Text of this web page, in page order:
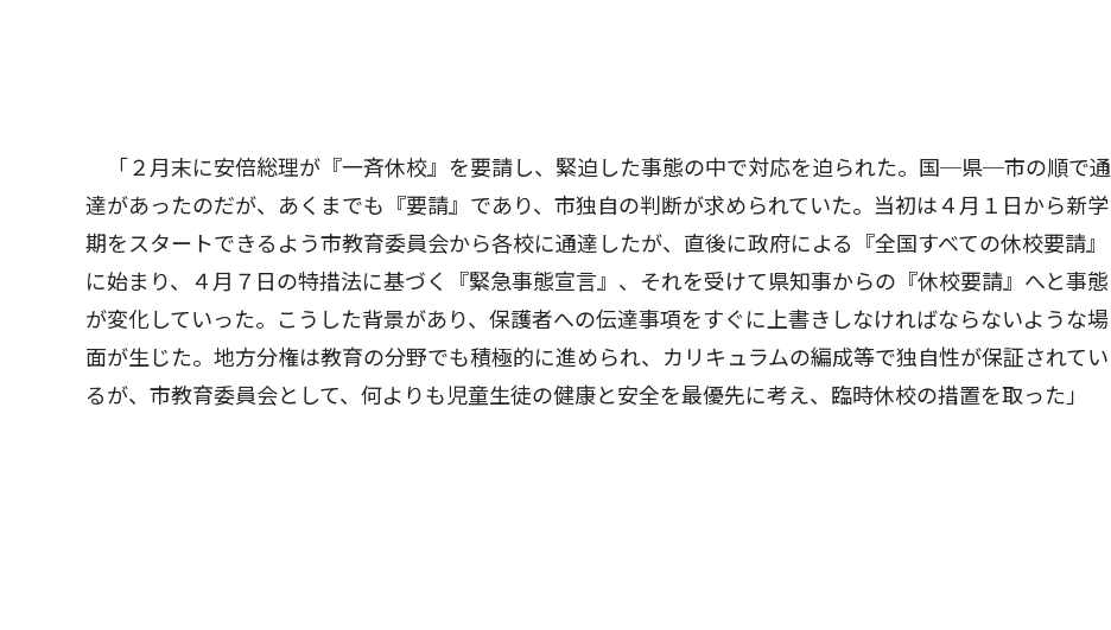
「２月末に安倍総理が『一斉休校』を要請し、緊迫した事態の中で対応を迫られた。国─県─市の順で通
達があったのだが、あくまでも『要請』であり、市独自の判断が求められていた。当初は４月１日から新学
期をスタートできるよう市教育委員会から各校に通達したが、直後に政府による『全国すべての休校要請』
に始まり、４月７日の特措法に基づく『緊急事態宣言』、それを受けて県知事からの『休校要請』へと事態
が変化していった。こうした背景があり、保護者への伝達事項をすぐに上書きしなければならないような場
面が生じた。地方分権は教育の分野でも積極的に進められ、カリキュラムの編成等で独自性が保証されてい
るが、市教育委員会として、何よりも児童生徒の健康と安全を最優先に考え、臨時休校の措置を取った」